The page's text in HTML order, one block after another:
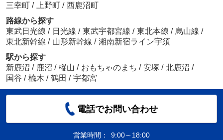
三幸町 / 上野町 / 西鹿沼町
路線から探す
東武日光線 / 日光線 / 東武宇都宮線 / 東北本線 / 烏山線 /
東北新幹線 / 山形新幹線 / 湘南新宿ライン宇須
駅から探す
新鹿沼 / 鹿沼 / 樅山 / おもちゃのまち / 安塚 / 北鹿沼 /
国谷 / 楡木 / 鶴田 / 宇都宮
電話でお問い合わせ
営業時間：
9:00～18:00